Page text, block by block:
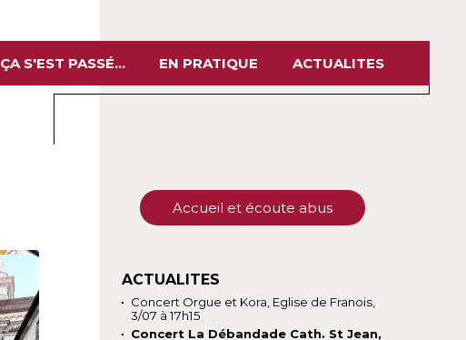
ÇA S'EST PASSÉ... EN PRATIQUE ACTUALITES
Accueil et écoute abus
ACTUALITES
Concert Orgue et Kora, Eglise de Franois,
3/07 à 17h15
Concert La Débandade Cath. St Jean,